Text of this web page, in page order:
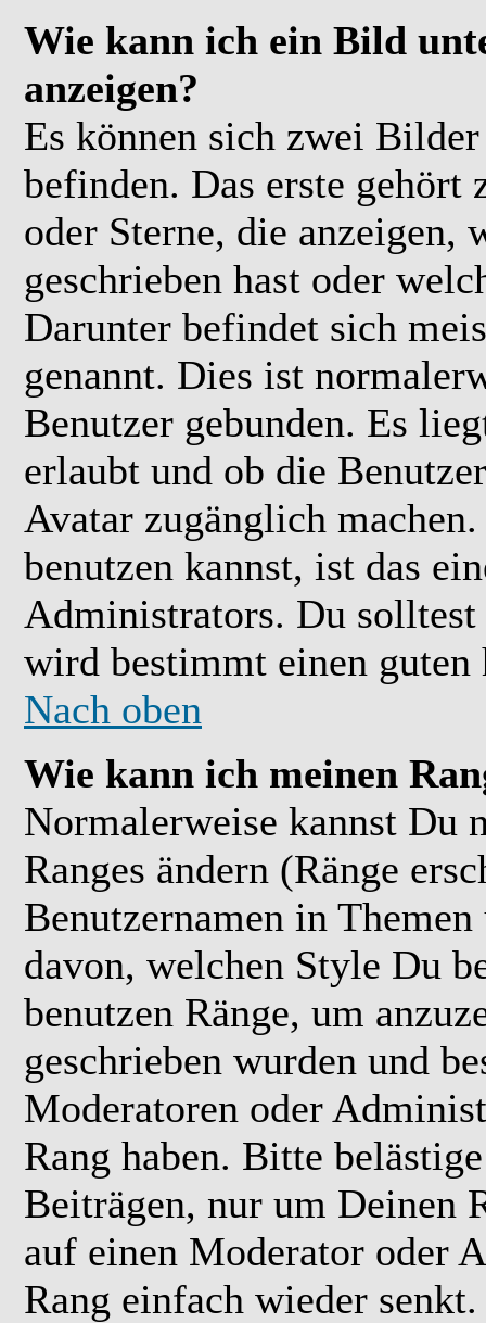
Wie kann ich ein Bild
anzeigen?
Es können sich zwei
befinden. Das erste gehört
oder Sterne, die anzeigen,
geschrieben hast oder
Darunter befindet sich
genannt. Dies ist
Benutzer gebunden. Es
erlaubt und ob die
Avatar zugänglich
benutzen kannst, ist das
Administrators. Du
wird bestimmt einen guten
Nach oben
Wie kann ich meinen
Normalerweise kannst Du
Ranges ändern (Ränge
Benutzernamen in
davon, welchen Style Du
benutzen Ränge, um
geschrieben wurden und
Moderatoren oder
Rang haben. Bitte
Beiträgen, nur um Deinen
auf einen Moderator oder
Rang einfach wieder senkt.